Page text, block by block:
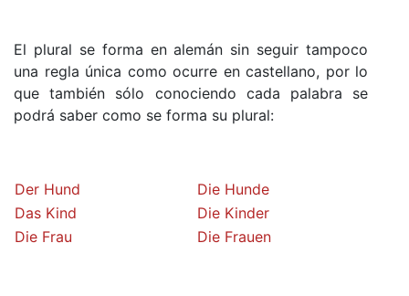
El plural se forma en alemán sin seguir tampoco
una regla única como ocurre en castellano, por lo
que también sólo conociendo cada palabra se
podrá saber como se forma su plural:
Der Hund
Die Hunde
Das Kind
Die Kinder
Die Frau
Die Frauen